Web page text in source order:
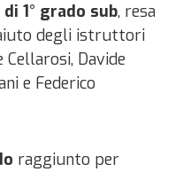
1° grado sub, resa
degli istruttori
Cellarosi, Davide
e Federico
raggiunto per